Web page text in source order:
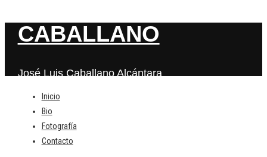
CABALLANO
José Luis Caballano Alcántara
Inicio
Bio
Fotografía
Contacto
Deja una respuesta